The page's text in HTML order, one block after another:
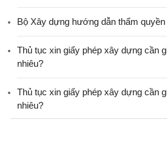
Bộ Xây dựng hướng dẫn thẩm
Thủ tục xin giấy phép xây dựng cần
nhiêu?
Thủ tục xin giấy phép xây dựng cần
nhiêu?